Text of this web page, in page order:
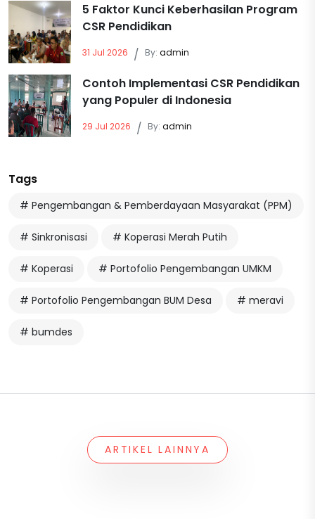
5 Faktor Kunci Keberhasilan Program
CSR Pendidikan
31 Jul 2026 / By: admin
Contoh Implementasi CSR Pendidikan
yang Populer di Indonesia
29 Jul 2026 / By: admin
Tags
# Pengembangan & Pemberdayaan Masyarakat (PPM)
# Sinkronisasi # Koperasi Merah Putih
# Koperasi # Portofolio Pengembangan UMKM
# Portofolio Pengembangan BUM Desa # meravi
# bumdes
ARTIKEL LAINNYA